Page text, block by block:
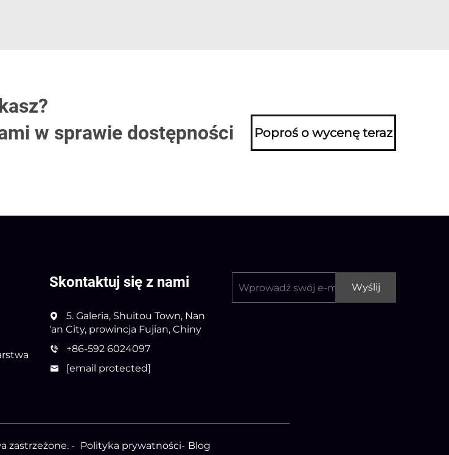
w sprawie dostępności
Poproś o wycenę teraz
Skontaktuj się z nami
5. Galeria, Shuitou Town, Nan
'an City, prowincja Fujian, Chiny
+86-592 6024097
[email protected]
Wyślij
zastrzeżone. - Polityka prywatności- Blog